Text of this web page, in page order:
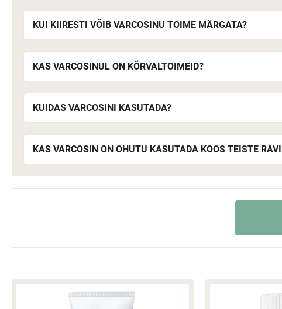
KUI KIIRESTI VÕIB VARCOSINU TOIME MÄRGATA?
KAS VARCOSINUL ON KÕRVALTOIMEID?
KUIDAS VARCOSINI KASUTADA?
KAS VARCOSIN ON OHUTU KASUTADA KOOS TEISTE